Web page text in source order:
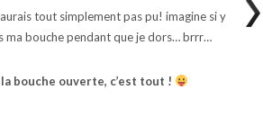
tout simplement pas pu! imagine si y
ma bouche pendant que je dors… brrr…
bouche ouverte, c’est tout !